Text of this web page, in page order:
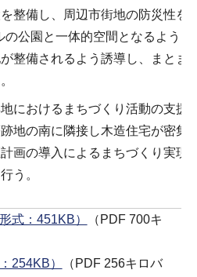
整備し、周辺市街地の防災性を
の公園と一体的空間となるよう
整備されるよう誘導し、まとま
におけるまちづくり活動の支援
地の南に隣接し木造住宅が密集
画の導入によるまちづくり実現
う。
式：451KB）
（PDF 700キ
254KB）
（PDF 256キロバ